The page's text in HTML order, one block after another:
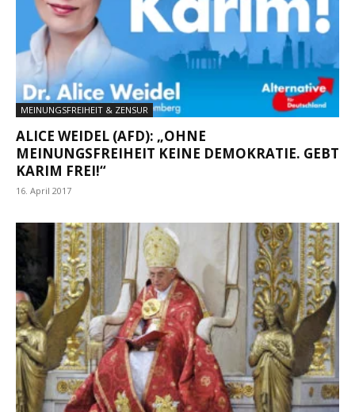
MEINUNGSFREIHEIT & ZENSUR
ALICE WEIDEL (AFD): „OHNE
MEINUNGSFREIHEIT KEINE DEMOKRATIE. GEBT
KARIM FREI!“
16. April 2017